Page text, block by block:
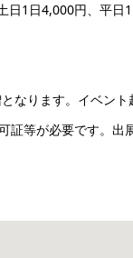
1日4,000円、平
なります。イベン
等が必要です。